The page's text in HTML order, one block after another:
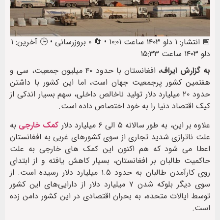
📅 انتشار: ۱ دلو ۱۴۰۳ ساعت ۱۰:۰۱ • 🔄 ۰ بروزرسانی • 🕒 آخرین: ۱
دلو ۱۴۰۳ ساعت ۱۵:۳۳
به گزارش ایراف،
افغانستان با حدود ۴۰ میلیون جمعیت، سی و
هفتمین کشور پرجمعیت جهان است، اما این کشور با داشتن
حدود ۲۰ میلیارد دلار تولید ناخالص داخلی، سهم بسیار اندکی از
کیک اقتصاد دنیا را به خود اختصاص داده است.
علاوه بر این، به طور سالانه ۵ الی ۶ میلیارد دلار
کمک خارجی به
علت ناترازی شدید تجاری از سوی کشورهای غربی به افغانستان
اعطا می شود که هم اکنون این کمک های خارجی به علت
حاکمیت طالبان بر افغانستان، بسیار کاهش یافته و از ابتدای
روی کارآمدن طالبان به حدود ۱.۵ میلیارد دلار رسیده است. از
سوی دیگر بلوکه شدن ۷ میلیارد دلار از دارایی‌های این کشور
توسط ایالات متحده، به بحران اقتصادی در این کشور دامن زده
است.